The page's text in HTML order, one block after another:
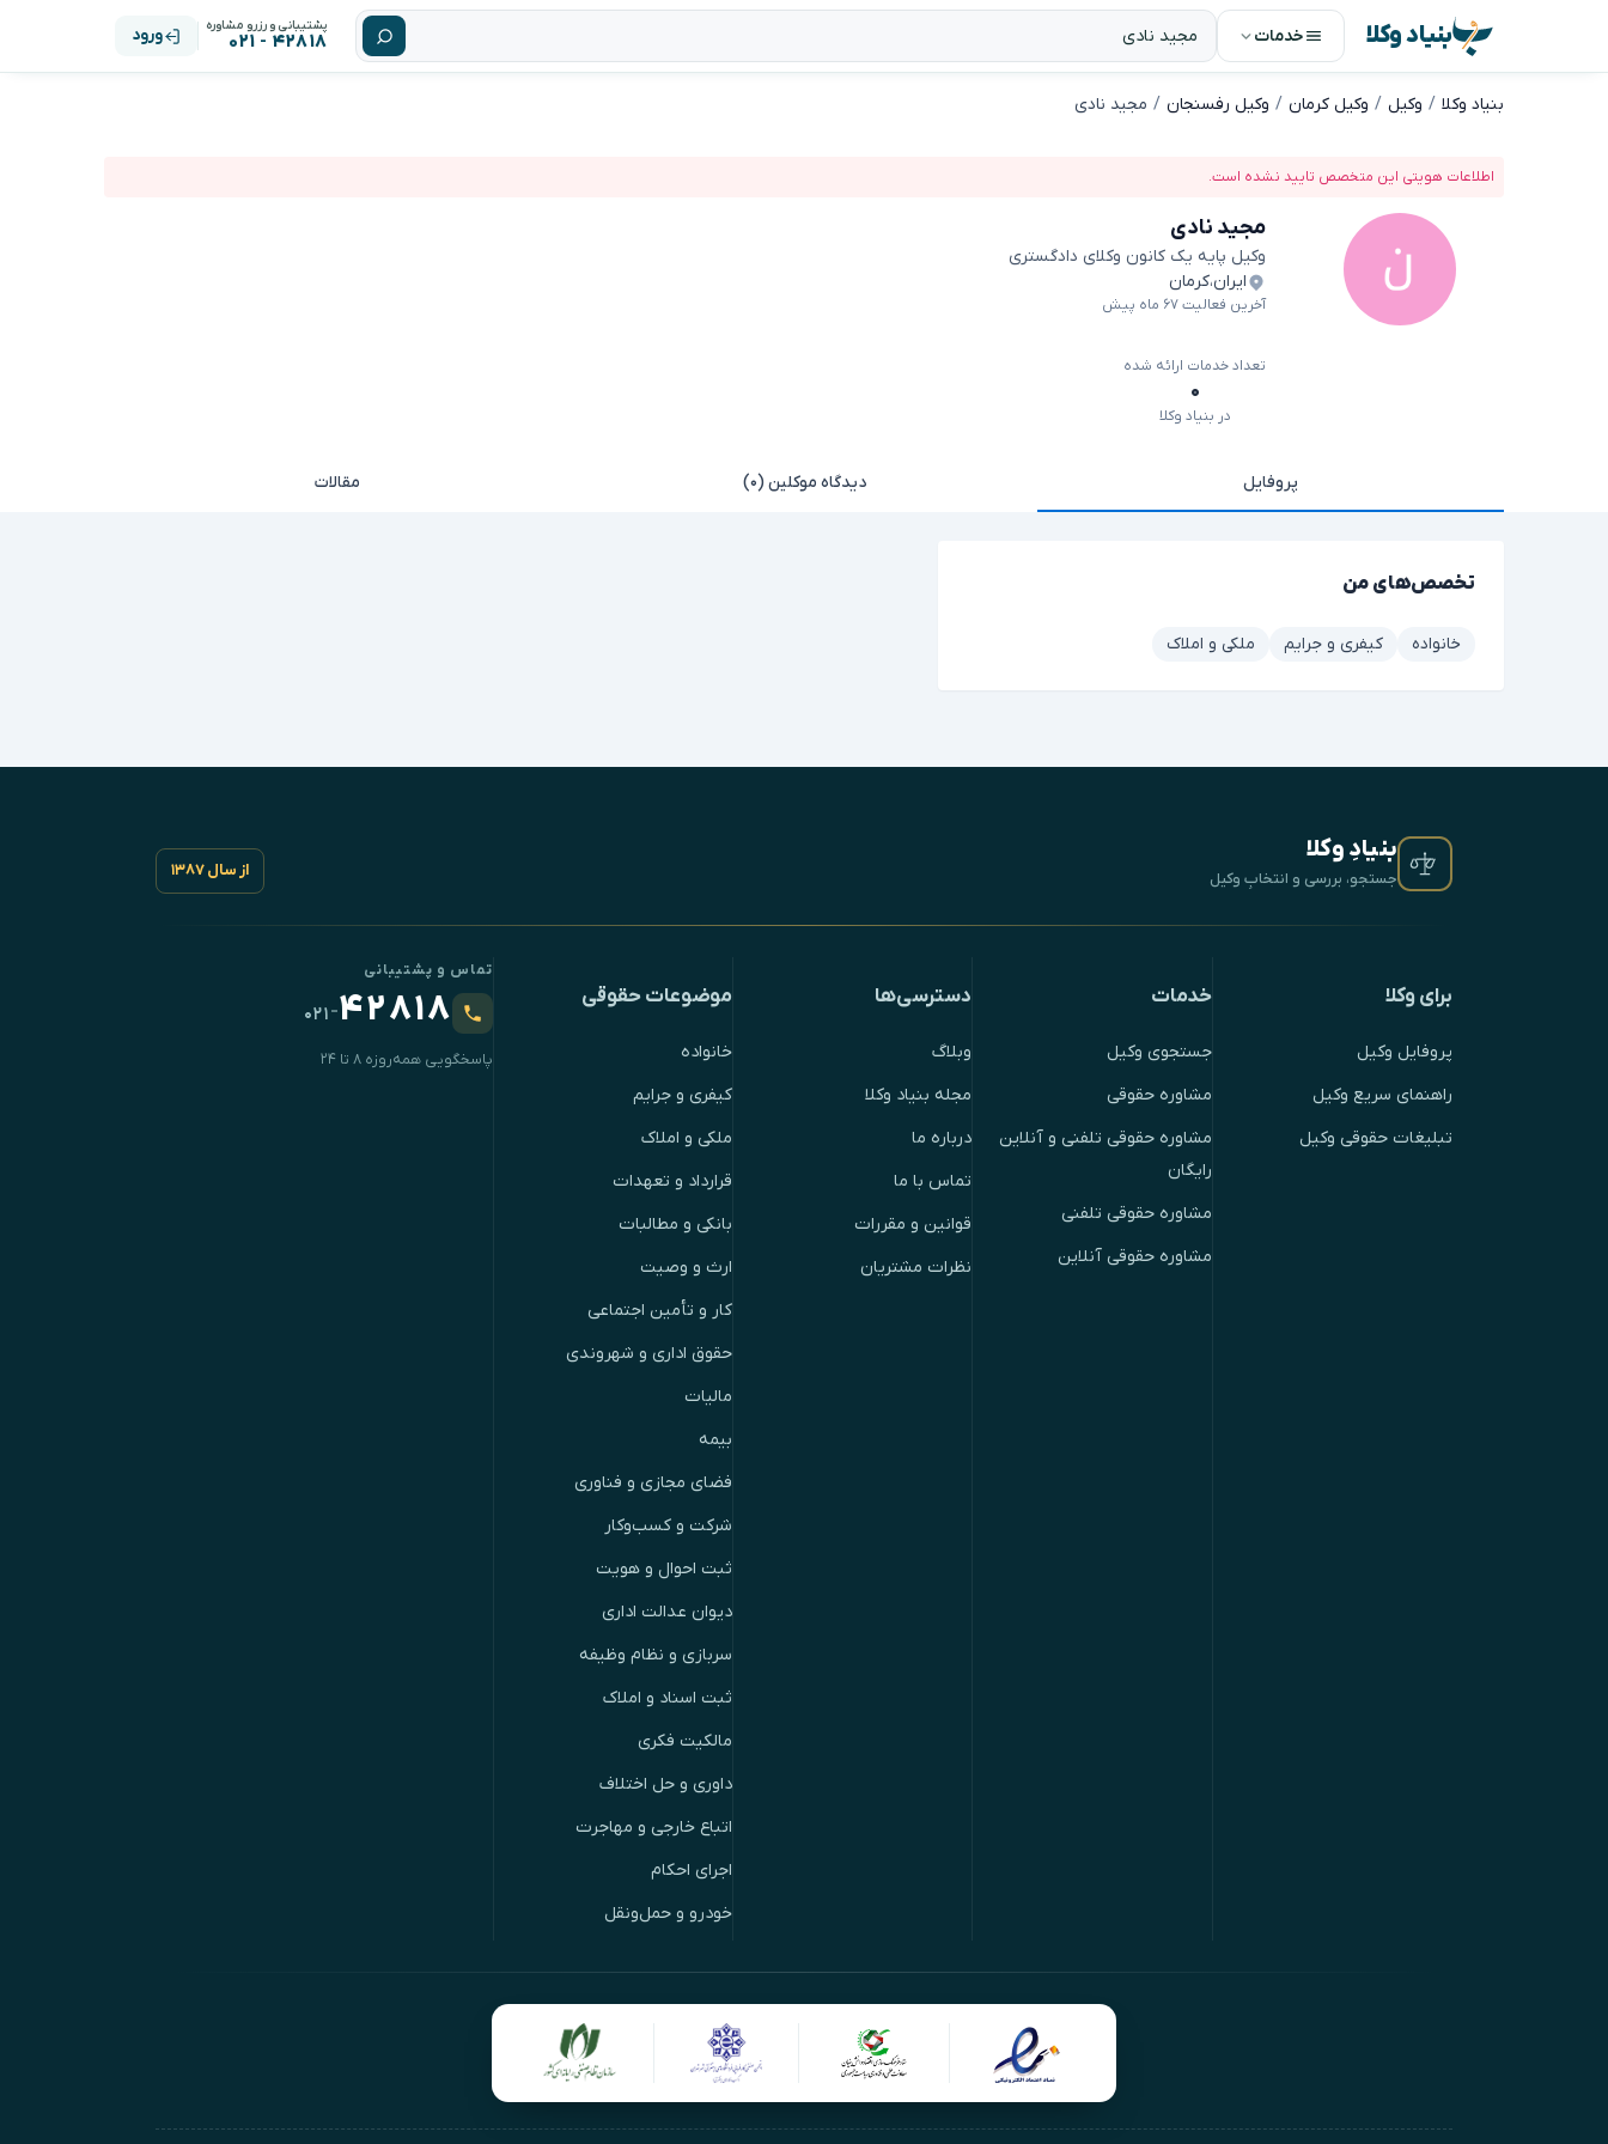
بنیاد وکلا خدمات پشتیبانی و رزرو مشاوره
۴۲۸۱۸ - ۰۲۱ ورود
بنیاد وکلا وکیل وکیل کرمان وکیل رفسنجان مجید نادی
اطلاعات هویتی این متخصص تایید نشده است.
مجید نادی
وکیل پایه یک کانون وکلای دادگستری
ایران،کرمان
آخرین فعالیت ۶۷ ماه پیش
تعداد خدمات ارائه شده
۰
در بنیاد وکلا
پروفایل دیدگاه موکلین (۰) مقالات
تخصص‌های من
خانواده کیفری و جرایم ملکی و املاک
بنیادِ وکلا
جستجو، بررسی و انتخابِ وکیل از سال ۱۳۸۷
برای وکلا
پروفایل وکیل
راهنمای سریع وکیل
تبلیغات حقوقی وکیل
خدمات
جستجوی وکیل
مشاوره حقوقی
مشاوره حقوقی تلفنی و آنلاین
رایگان
مشاوره حقوقی تلفنی
مشاوره حقوقی آنلاین
دسترسی‌ها
وبلاگ
مجله بنیاد وکلا
درباره ما
تماس با ما
قوانین و مقررات
نظرات مشتریان
موضوعات حقوقی
خانواده
کیفری و جرایم
ملکی و املاک
قرارداد و تعهدات
بانکی و مطالبات
ارث و وصیت
کار و تأمین اجتماعی
حقوق اداری و شهروندی
مالیات
بیمه
فضای مجازی و فناوری
شرکت و کسب‌وکار
ثبت احوال و هویت
دیوان عدالت اداری
سربازی و نظام وظیفه
ثبت اسناد و املاک
مالکیت فکری
داوری و حل اختلاف
اتباع خارجی و مهاجرت
اجرای احکام
خودرو و حمل‌ونقل
تماس و پشتیبانی
۴۲۸۱۸-۰۲۱
پاسخگویی همه‌روزه ۸ تا ۲۴